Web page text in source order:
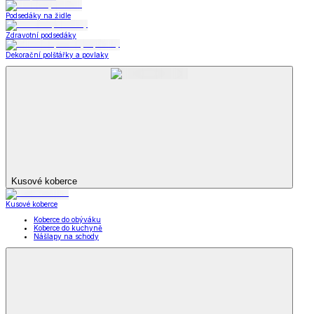
Podsedáky na židle
Zdravotní podsedáky
Dekorační polštářky a povlaky
Kusové koberce
Kusové koberce
Koberce do obýváku
Koberce do kuchyně
Nášlapy na schody